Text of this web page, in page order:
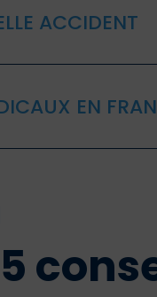
ACCIDENT
EN